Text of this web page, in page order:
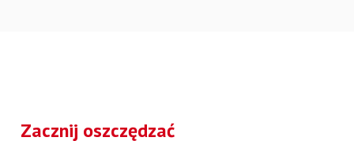
Zacznij oszczędzać